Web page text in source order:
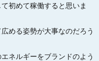
初めて稼働すると思いま
める姿勢が大事なのだろう
ネルギーをブランドのよう